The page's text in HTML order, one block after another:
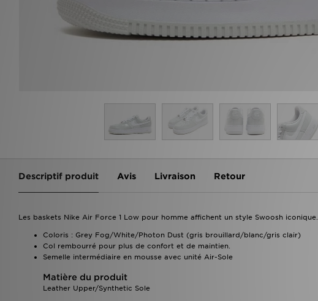
Descriptif produit Avis Livraison Retour
Les baskets Nike Air Force 1 Low pour homme affichent un style Swoosh iconique.
Coloris : Grey Fog/White/Photon Dust (gris brouillard/blanc/gris clair)
Col rembourré pour plus de confort et de maintien.
Semelle intermédiaire en mousse avec unité Air-Sole
Matière du produit
Leather Upper/Synthetic Sole